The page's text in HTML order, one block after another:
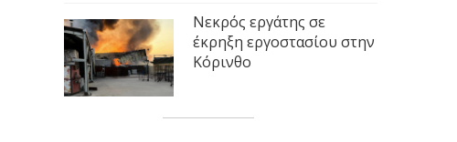
Νεκρός εργάτης σε
έκρηξη εργοστασίου στην
Κόρινθο